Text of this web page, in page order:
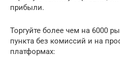
прибыли.
Торгуйте более чем на 6000
пункта без комиссий и на
платформах: